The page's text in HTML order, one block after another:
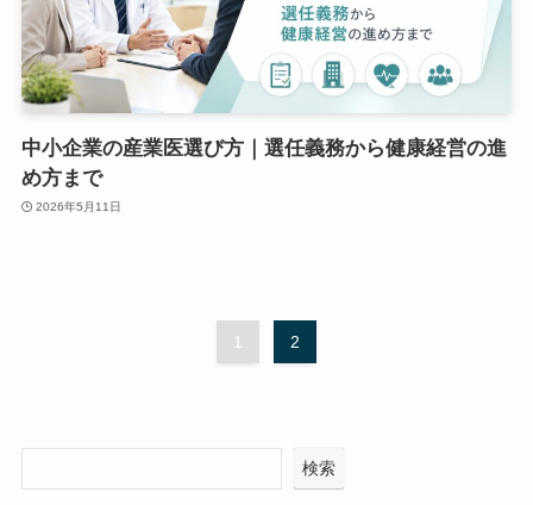
中小企業の産業医選び方｜選任義務から健康経営の進
め方まで
2026年5月11日
1 2
検索